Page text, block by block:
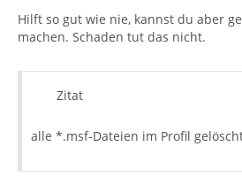
Hilft so gut wie nie, kannst du aber
machen. Schaden tut das nicht.
Zitat
alle *.msf-Dateien im Profil